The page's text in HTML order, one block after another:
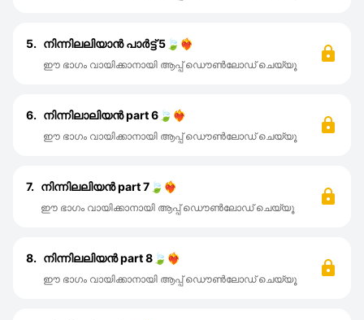
5. നിന്നിലലിയാൻ പാർട്ട്‌ 5🍃❤️‍🔥
ഈ ഭാഗം വായിക്കാനായി ആപ്പ് ഡൌൺലോഡ് ചെയ്യൂ
6. നിന്നിലാലിയൻ part 6🍃❤️‍🔥
ഈ ഭാഗം വായിക്കാനായി ആപ്പ് ഡൌൺലോഡ് ചെയ്യൂ
7. നിന്നിലലിയൻ part 7🍃❤️‍🔥
ഈ ഭാഗം വായിക്കാനായി ആപ്പ് ഡൌൺലോഡ് ചെയ്യൂ
8. നിന്നിലലിയൻ part 8🍃❤️‍🔥
ഈ ഭാഗം വായിക്കാനായി ആപ്പ് ഡൌൺലോഡ് ചെയ്യൂ